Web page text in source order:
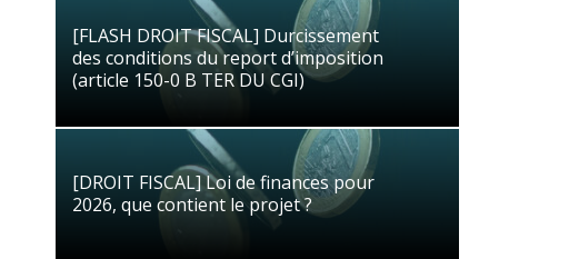
[FLASH DROIT FISCAL] Durcissement
des conditions du report d’imposition
(article 150-0 B TER DU CGI)
[FLASH DROIT FISCAL] Durcissement
des conditions du report d’imposition
(article 150-0 B TER DU CGI)
02/03/2026
Droit Fiscal
[DROIT FISCAL] Loi de finances pour
2026, que contient le projet ?
[DROIT FISCAL] Loi de finances pour
2026, que contient le projet ?
03/11/2025